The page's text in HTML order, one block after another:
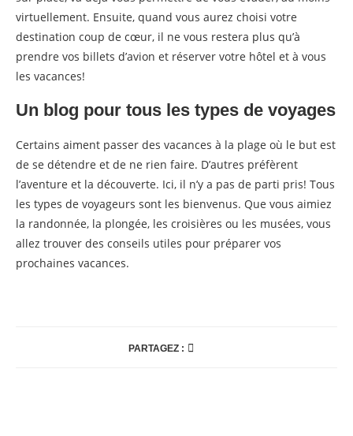
virtuellement. Ensuite, quand vous aurez choisi votre
destination coup de cœur, il ne vous restera plus qu’à
prendre vos billets d’avion et réserver votre hôtel et à vous
les vacances!
Un blog pour tous les types de voyages
Certains aiment passer des vacances à la plage où le but est
de se détendre et de ne rien faire. D’autres préfèrent
l’aventure et la découverte. Ici, il n’y a pas de parti pris! Tous
les types de voyageurs sont les bienvenus. Que vous aimiez
la randonnée, la plongée, les croisières ou les musées, vous
allez trouver des conseils utiles pour préparer vos
prochaines vacances.
PARTAGEZ :